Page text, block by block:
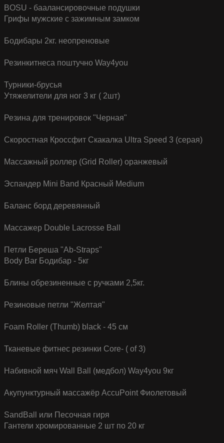
BOSU - баалансировочные подушки
Грифы мужские с зажимным замком
Бодибары 2кг. неопреновые
Резинкитнеса поштучно Way4you
Турники-брусья
Утяжелители для ног 3 кг ( 2шт)
Резина для тренировок "Черная"
Скоростная Кроссфит Скакалка Ultra Speed 3 (серая)
Массажный роллер (Grid Roller) оранжевый
Эспандер Mini Band Красный Medium
Баланс борд деревянный
Массажер Double Lacrosse Ball
Петли Береша "Ab-Straps"
Body Bar Бодибар - 5кг
Блины обрезиненные с ручками 2,5кг.
Резиновые петли "Желтая"
Foam Roller (Thumb) black - 45 см
Тканевые фитнес резинки Core- ( of 3)
Набивной мяч Wall Ball (медбол) Way4you 9кг
Акупунктурный массажёр AccuPoint Фиолетовый
SandBall или Песочная гиря
Гантели хромированные 2 шт по 20 кг